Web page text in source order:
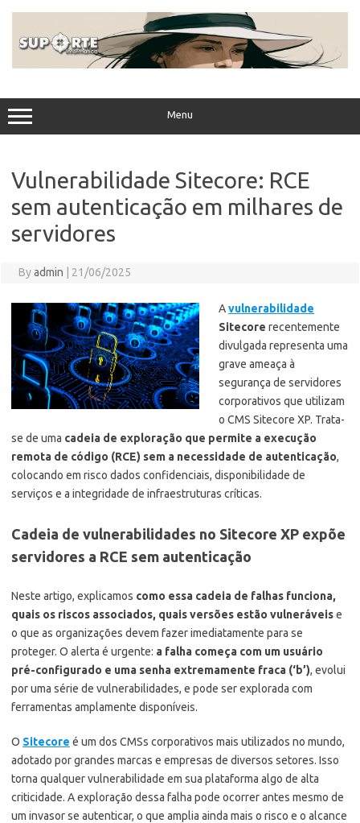
Menu
Vulnerabilidade Sitecore: RCE
sem autenticação em milhares de
servidores
Byadmin 21/06/2025
Avulnerabilidade
Sitecore recentemente
divulgada representa uma
grave ameaça à
segurança de servidores
corporativos que utilizam
o CMS Sitecore XP. Trata-
se de uma cadeia de exploração que permite a execução
remota de código (RCE) sem a necessidade de autenticação,
colocando em risco dados confidenciais, disponibilidade de
serviços e a integridade de infraestruturas críticas.
Cadeia de vulnerabilidades no Sitecore XP expõe
servidores a RCE sem autenticação
Neste artigo, explicamos como essa cadeia de falhas funciona,
quais os riscos associados, quais versões estão vulneráveise
o que as organizações devem fazer imediatamente para se
proteger. O alerta é urgente: a falha começa com um usuário
pré-configurado e uma senha extremamente fraca (‘b’), evolui
por uma série de vulnerabilidades, e pode ser explorada com
ferramentas amplamente disponíveis.
O Sitecore é um dos CMSs corporativos mais utilizados no mundo,
adotado por grandes marcas e empresas de diversos setores. Isso
torna qualquer vulnerabilidade em sua plataforma algo de alta
criticidade. A exploração dessa falha pode ocorrer antes mesmo de
um invasor se autenticar, o que amplia ainda mais o risco e o alcance